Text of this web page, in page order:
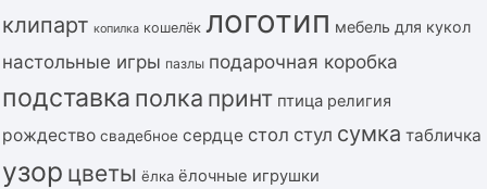
клипарт копилка кошелёк логотип мебель для кукол
настольные игры пазлы подарочная коробка
подставка полка принт птица религия
рождество свадебное сердце стол стул сумка табличка
узор цветы ёлка ёлочные игрушки